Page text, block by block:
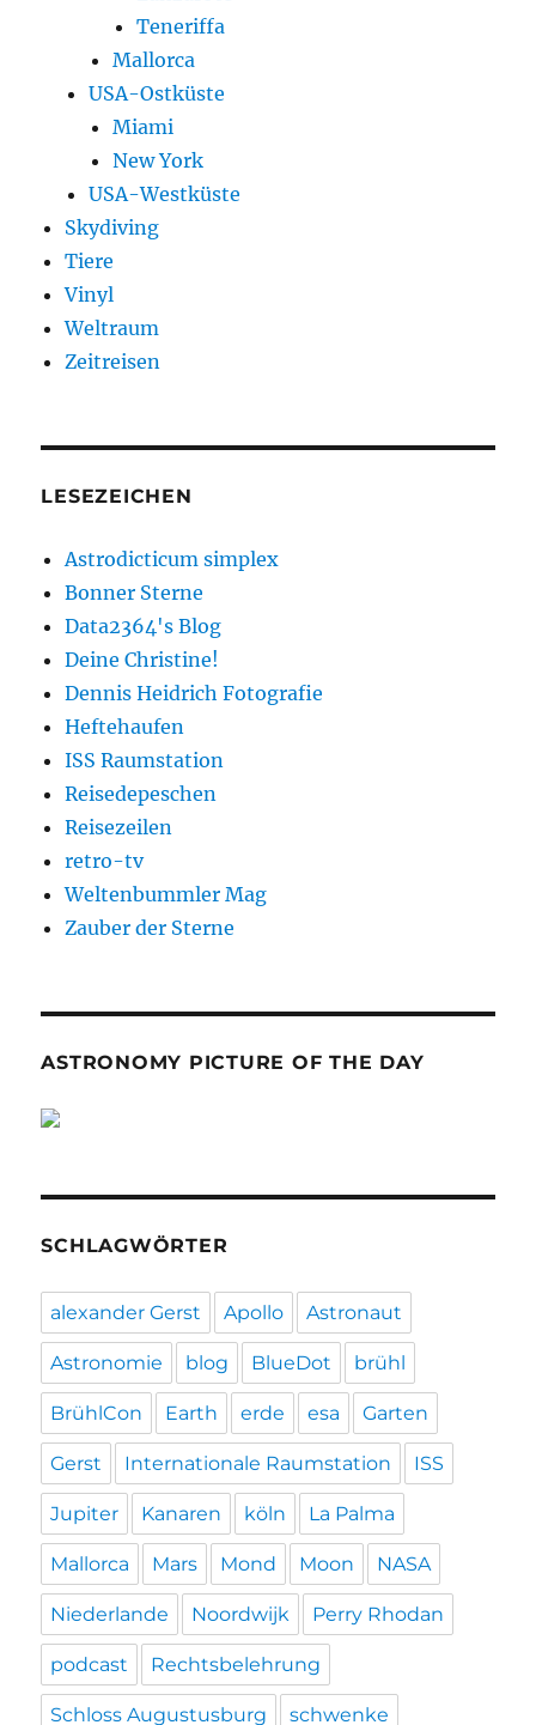
Teneriffa
Mallorca
USA-Ostküste
Miami
New York
USA-Westküste
Skydiving
Tiere
Vinyl
Weltraum
Zeitreisen
LESEZEICHEN
Astrodicticum simplex
Bonner Sterne
Data2364's Blog
Deine Christine!
Dennis Heidrich Fotografie
Heftehaufen
ISS Raumstation
Reisedepeschen
Reisezeilen
retro-tv
Weltenbummler Mag
Zauber der Sterne
ASTRONOMY PICTURE OF THE DAY
SCHLAGWÖRTER
alexander Gerst Apollo Astronaut
Astronomie blog BlueDot brühl
BrühlCon Earth erde esa Garten
Gerst Internationale Raumstation ISS
Jupiter Kanaren köln La Palma
Mallorca Mars Mond Moon NASA
Niederlande Noordwijk Perry Rhodan
podcast Rechtsbelehrung
Schloss Augustusburg schwenke